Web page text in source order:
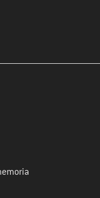
il tuo account cliente